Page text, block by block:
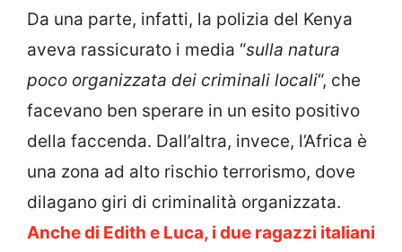
Da una parte, infatti, la polizia del Kenya
aveva rassicurato i media “sulla natura
poco organizzata dei criminali locali“, che
facevano ben sperare in un esito positivo
della faccenda. Dall’altra, invece, l’Africa è
una zona ad alto rischio terrorismo, dove
dilagano giri di criminalità organizzata.
Anche di Edith e Luca, i due ragazzi italiani